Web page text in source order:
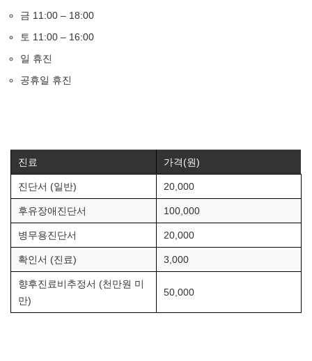
금 11:00 – 18:00
토 11:00 – 16:00
일 휴진
공휴일 휴진
진료 가격(원)
진단서 (일반) 20,000
후유장애진단서 100,000
병무용진단서 20,000
확인서 (진료) 3,000
향후진료비추정서 (천만원 미
만)
50,000